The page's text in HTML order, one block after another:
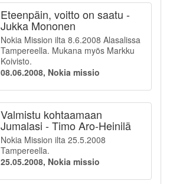
Eteenpäin, voitto on saatu -
Jukka Mononen
Nokia Mission ilta 8.6.2008 Alasalissa
Tampereella. Mukana myös Markku
Koivisto.
08.06.2008, Nokia missio
Valmistu kohtaamaan
Jumalasi - Timo Aro-Heinilä
Nokia Mission ilta 25.5.2008
Tampereella.
25.05.2008, Nokia missio